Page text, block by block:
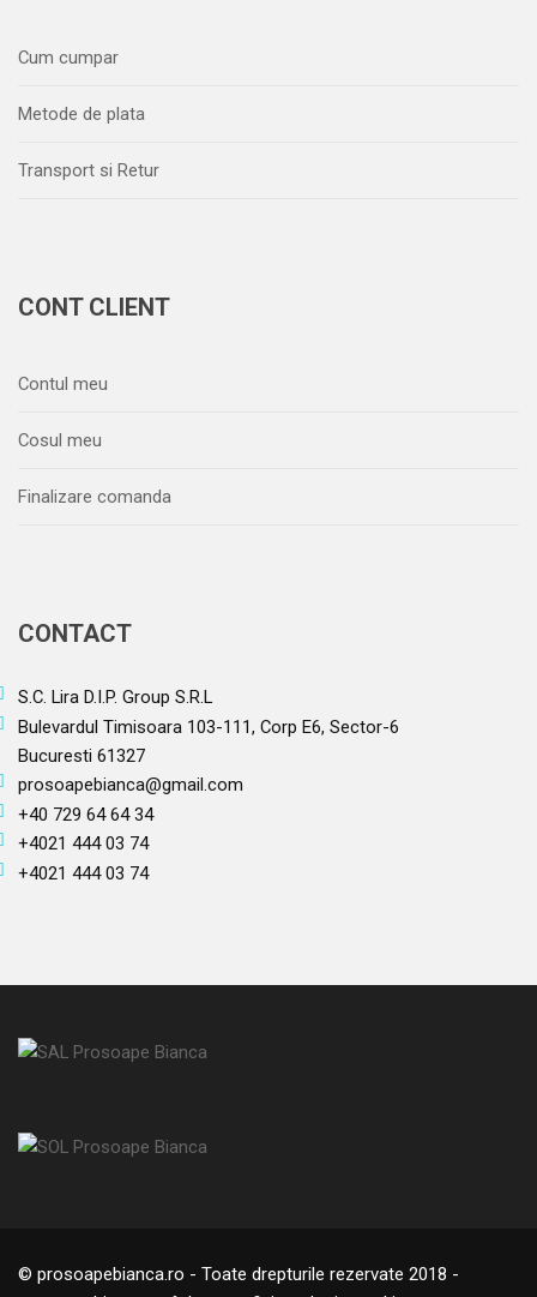
Cum cumpar
Metode de plata
Transport si Retur
CONT CLIENT
Contul meu
Cosul meu
Finalizare comanda
CONTACT
S.C. Lira D.I.P. Group S.R.L
Bulevardul Timisoara 103-111, Corp E6, Sector-6
Bucuresti 61327
prosoapebianca@gmail.com
+40 729 64 64 34
+4021 444 03 74
+4021 444 03 74
© prosoapebianca.ro - Toate drepturile rezervate 2018 -